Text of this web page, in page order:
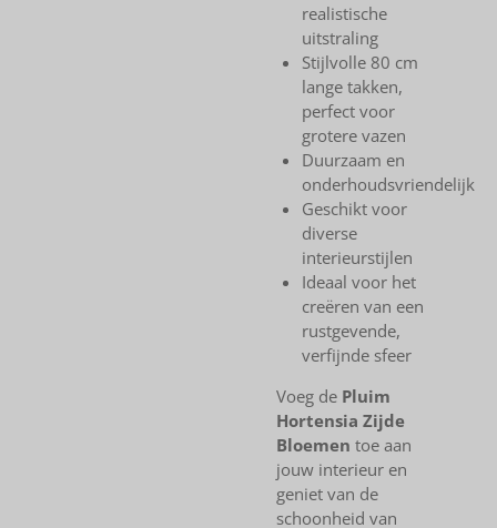
realistische
uitstraling
Stijlvolle 80 cm
lange takken,
perfect voor
grotere vazen
Duurzaam en
onderhoudsvriendelijk
Geschikt voor
diverse
interieurstijlen
Ideaal voor het
creëren van een
rustgevende,
verfijnde sfeer
Voeg de Pluim
Hortensia Zijde
Bloemen toe aan
jouw interieur en
geniet van de
schoonheid van